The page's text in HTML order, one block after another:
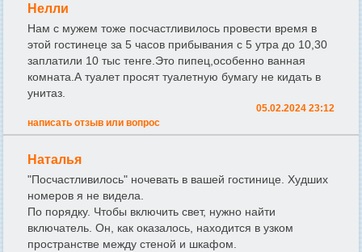
Нелли
Нам с мужем тоже посчастливилось провести время в
этой гостинеце за 5 часов прибывания с 5 утра до 10,30
заплатили 10 тыс тенге.Это пипец,особенно ванная
комната.А туалет просят туалетную бумагу не кидать в
унитаз.
05.02.2024 23:12
написать отзыв или вопрос
Наталья
"Посчастливилось" ночевать в вашей гостинице. Худших
номеров я не видела.
По порядку. Чтобы включить свет, нужно найти
включатель. Он, как оказалось, находится в узком
пространстве между стеной и шкафом.